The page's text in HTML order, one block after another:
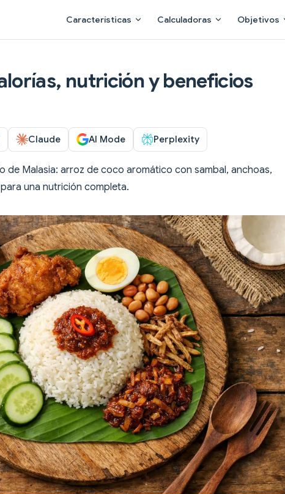
Características Calculadoras Objetivos
nutrición y beneficios
Claude AI Mode Perplexity
de Malasia: arroz de coco aromático con sambal, anchoas,
una nutrición completa.